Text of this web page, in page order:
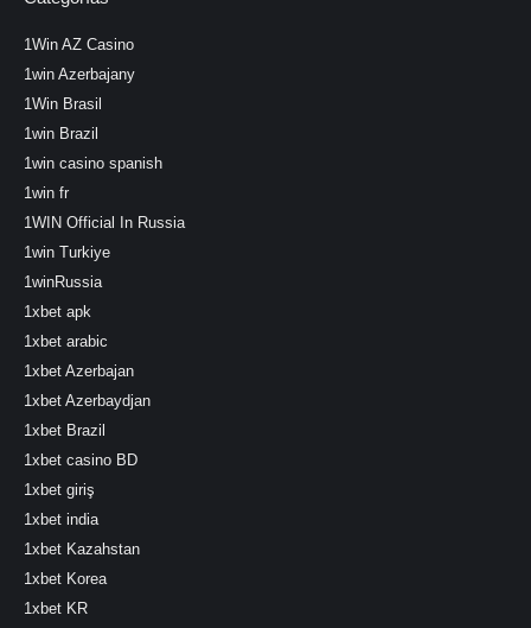
1Win AZ Casino
1win Azerbajany
1Win Brasil
1win Brazil
1win casino spanish
1win fr
1WIN Official In Russia
1win Turkiye
1winRussia
1xbet apk
1xbet arabic
1xbet Azerbajan
1xbet Azerbaydjan
1xbet Brazil
1xbet casino BD
1xbet giriş
1xbet india
1xbet Kazahstan
1xbet Korea
1xbet KR